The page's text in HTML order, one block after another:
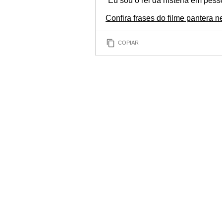
Confira frases do filme pantera
COPIAR